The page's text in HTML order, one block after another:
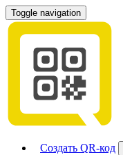
Toggle navigation
Создать QR-код